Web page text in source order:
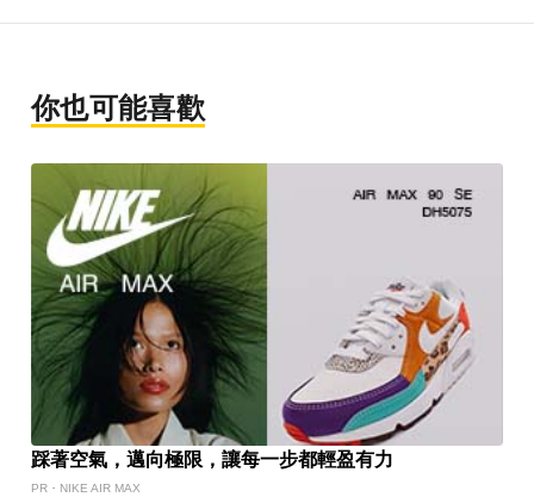
你也可能喜歡
踩著空氣，邁向極限，讓每一步都輕盈有力
PR・NIKE AIR MAX